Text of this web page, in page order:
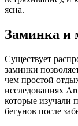
ясна.
Заминка и
Существует
заминки
чем простой
исследованиях
которые изучали
бегунов после